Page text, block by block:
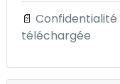
📄 Confidentialité
téléchargée